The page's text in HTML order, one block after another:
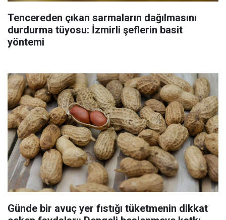
Tencereden çıkan sarmaların dağılmasını
durdurma tüyosu: İzmirli şeflerin basit
yöntemi
Günde bir avuç yer fıstığı tüketmenin dikkat